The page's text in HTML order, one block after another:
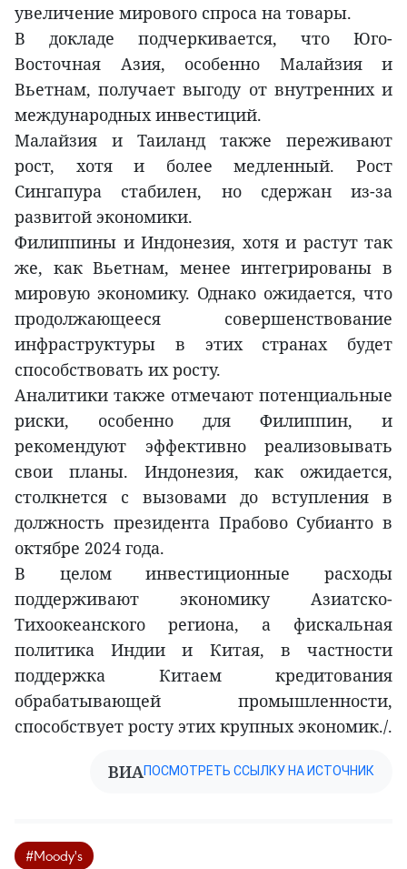
увеличение мирового спроса на товары.
В докладе подчеркивается, что Юго-
Восточная Азия, особенно Малайзия и
Вьетнам, получает выгоду от внутренних и
международных инвестиций.
Малайзия и Таиланд также переживают
рост, хотя и более медленный. Рост
Сингапура стабилен, но сдержан из-за
развитой экономики.
Филиппины и Индонезия, хотя и растут так
же, как Вьетнам, менее интегрированы в
мировую экономику. Однако ожидается, что
продолжающееся совершенствование
инфраструктуры в этих странах будет
способствовать их росту.
Аналитики также отмечают потенциальные
риски, особенно для Филиппин, и
рекомендуют эффективно реализовывать
свои планы. Индонезия, как ожидается,
столкнется с вызовами до вступления в
должность президента Прабово Субианто в
октябре 2024 года.
В целом инвестиционные расходы
поддерживают экономику Азиатско-
Тихоокеанского региона, а фискальная
политика Индии и Китая, в частности
поддержка Китаем кредитования
обрабатывающей промышленности,
способствует росту этих крупных экономик./.
ВИАПОСМОТРЕТЬ ССЫЛКУ НА ИСТОЧНИК
#Moody's